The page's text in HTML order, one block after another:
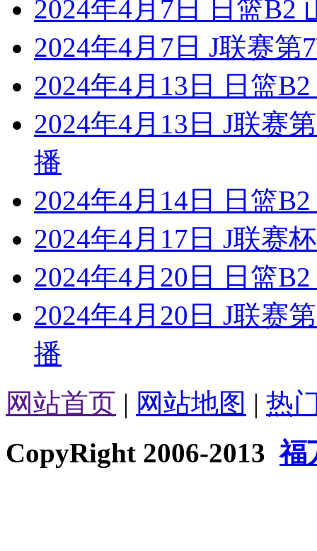
2024年4月7日 日篮B2
2024年4月7日 J联赛
2024年4月13日 日篮
2024年4月13日 J联赛
播
2024年4月14日 日篮
2024年4月17日 J联赛
2024年4月20日 日篮
2024年4月20日 J联赛
播
网站首页 | 网站地图 | 热
CopyRight 2006-2013福